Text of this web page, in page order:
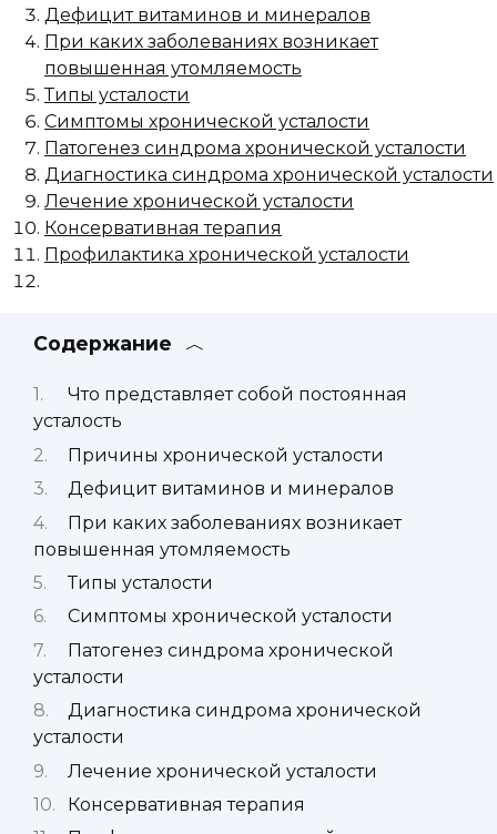
Дефицит витаминов и минералов
При каких заболеваниях возникает
повышенная утомляемость
Типы усталости
Симптомы хронической усталости
Патогенез синдрома хронической усталости
Диагностика синдрома хронической усталости
Лечение хронической усталости
Консервативная терапия
Профилактика хронической усталости
Содержание
Что представляет собой постоянная
усталость
Причины хронической усталости
Дефицит витаминов и минералов
При каких заболеваниях возникает
повышенная утомляемость
Типы усталости
Симптомы хронической усталости
Патогенез синдрома хронической
усталости
Диагностика синдрома хронической
усталости
Лечение хронической усталости
Консервативная терапия